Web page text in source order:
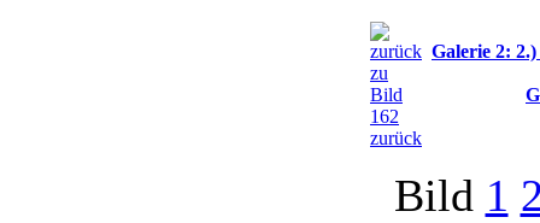
zurück
Galerie 2:
Bild 1